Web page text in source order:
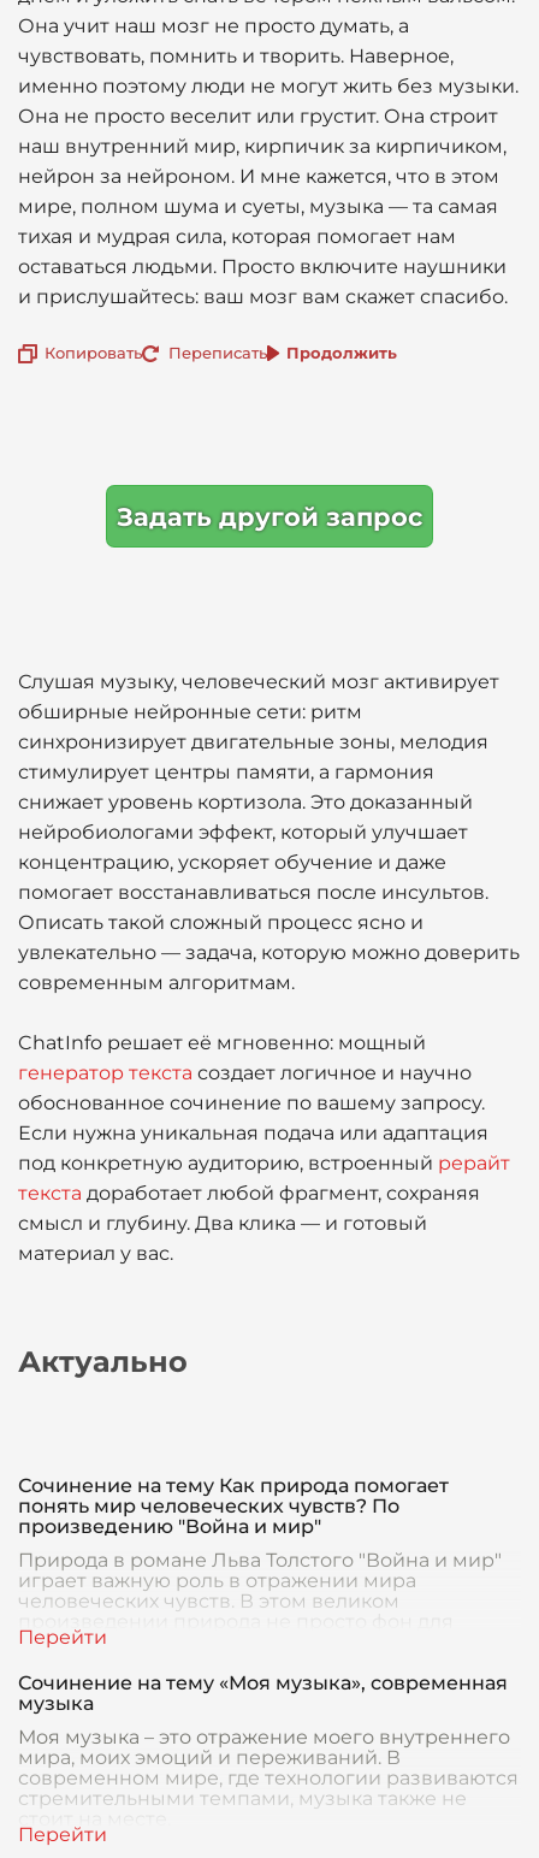
Она учит наш мозг не просто думать, а
чувствовать, помнить и творить. Наверное,
именно поэтому люди не могут жить без музыки.
Она не просто веселит или грустит. Она строит
наш внутренний мир, кирпичик за кирпичиком,
нейрон за нейроном. И мне кажется, что в этом
мире, полном шума и суеты, музыка — та самая
тихая и мудрая сила, которая помогает нам
оставаться людьми. Просто включите наушники
и прислушайтесь: ваш мозг вам скажет спасибо.
Копировать Переписать Продолжить
Задать другой запрос
Слушая музыку, человеческий мозг активирует
обширные нейронные сети: ритм
синхронизирует двигательные зоны, мелодия
стимулирует центры памяти, а гармония
снижает уровень кортизола. Это доказанный
нейробиологами эффект, который улучшает
концентрацию, ускоряет обучение и даже
помогает восстанавливаться после инсультов.
Описать такой сложный процесс ясно и
увлекательно — задача, которую можно доверить
современным алгоритмам.
ChatInfo решает её мгновенно: мощный
генератор текста создает логичное и научно
обоснованное сочинение по вашему запросу.
Если нужна уникальная подача или адаптация
под конкретную аудиторию, встроенный рерайт
текста доработает любой фрагмент, сохраняя
смысл и глубину. Два клика — и готовый
материал у вас.
Актуально
Сочинение на тему Как природа помогает
понять мир человеческих чувств? По
произведению "Война и мир"
Природа в романе Льва Толстого "Война и мир"
играет важную роль в отражении мира
человеческих чувств. В этом великом
событий, она обладает со
Сочинение на тему «Моя музыка», современная
музыка
Моя музыка – это отражение моего внутреннего
мира, моих эмоций и переживаний. В
современном мире, где технологии развиваются
стремительными темпами, музыка также не